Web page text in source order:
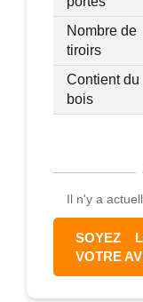
Nombre de
tiroirs
Contient du
bois
Il n'y a
SOYEZ
VOTRE